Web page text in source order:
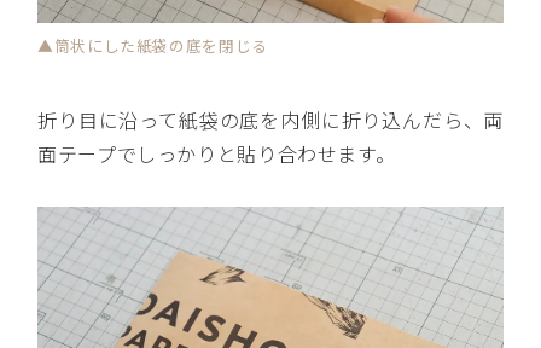
▲筒状にした紙袋の底を閉じる
折り目に沿って紙袋の底を内側に折り込んだら、両
面テープでしっかりと貼り合わせます。